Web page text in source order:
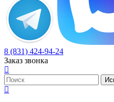
8 (831) 424-94-24
Заказ звонка